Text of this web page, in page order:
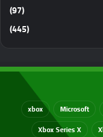
(97)
(445)
Microsoft
xbox
Xbox Series X